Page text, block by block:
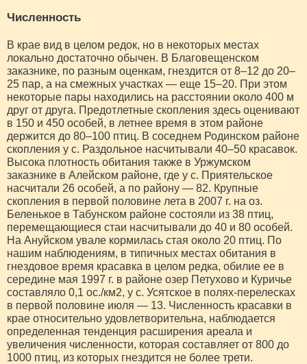
Численность
В крае вид в целом редок, но в некоторых местах
локально достаточно обычен. В Благовещенском
заказнике, по разным оценкам, гнездится от 8–12 до 20–
25 пар, а на смежных участках — еще 15–20. При этом
некоторые пары находились на расстоянии около 400 м
друг от друга. Предотлетные скопления здесь оценивают
в 150 и 450 особей, в летнее время в этом районе
держится до 80–100 птиц. В соседнем Родинском районе
скопления у с. Раздольное насчитывали 40–50 красавок.
Высока плотность обитания также в Уржумском
заказнике в Алейском районе, где у с. Приятельское
насчитали 26 особей, а по району — 82. Крупные
скопления в первой половине лета в 2007 г. на оз.
Беленькое в Табунском районе состояли из 38 птиц,
перемещающиеся стаи насчитывали до 40 и 80 особей.
На Ануйском увале кормилась стая около 20 птиц. По
нашим наблюдениям, в типичных местах обитания в
гнездовое время красавка в целом редка, обилие ее в
середине мая 1997 г. в районе озер Петухово и Куричье
составляло 0,1 ос./км2, у с. Усятское в полях-перелесках
в первой половине июля — 13. Численность красавки в
крае относительно удовлетворительна, наблюдается
определенная тенденция расширения ареала и
увеличения численности, которая составляет от 800 до
1000 птиц, из которых гнездится не более трети.